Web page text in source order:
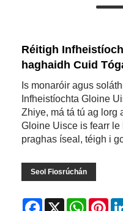
Réitigh
haghaidh Cuid
Is monaróir agus
Infheistíochta Gloine
Zhiye, má tá tú ag lorg
Gloine Uisce is fearr
praghas íseal, téigh i
Seol Fiosrúchán
Facebook
X